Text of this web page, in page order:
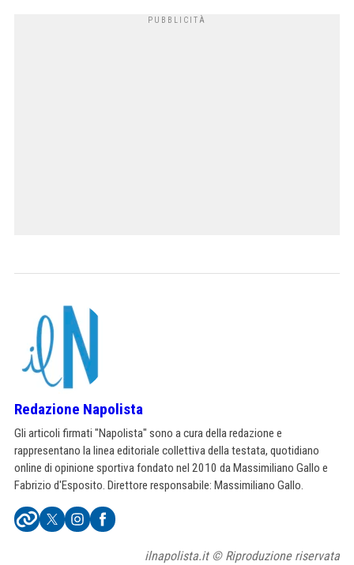
Redazione Napolista
Gli articoli firmati "Napolista" sono a cura della redazione e
rappresentano la linea editoriale collettiva della testata, quotidiano
online di opinione sportiva fondato nel 2010 da Massimiliano Gallo e
Fabrizio d'Esposito. Direttore responsabile: Massimiliano Gallo.
ilnapolista.it © Riproduzione riservata